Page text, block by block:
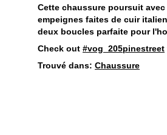
Cette chaussure poursuit
empeignes faites de cuir
deux boucles parfaite pour
Check out #vog_205pinestreet
Trouvé dans: Chaussure